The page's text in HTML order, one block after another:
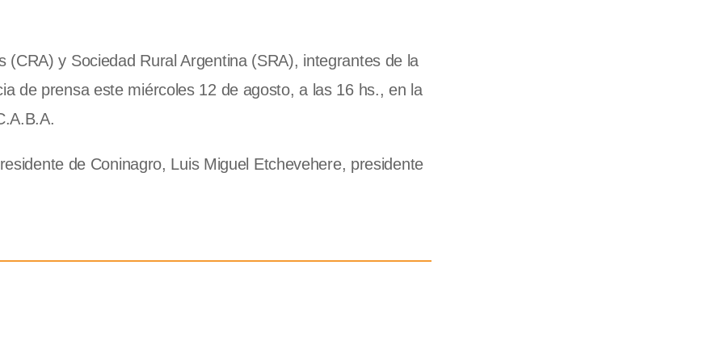
y Sociedad Rural Argentina (SRA), integrantes de la
de prensa este miércoles 12 de agosto, a las 16 hs., en la
de Coninagro, Luis Miguel Etchevehere, presidente